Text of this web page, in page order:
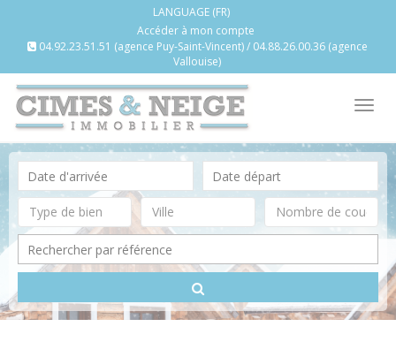
LANGUAGE (FR)
Accéder à mon compte
04.92.23.51.51 (agence Puy-Saint-Vincent) / 04.88.26.00.36 (agence
Vallouise)